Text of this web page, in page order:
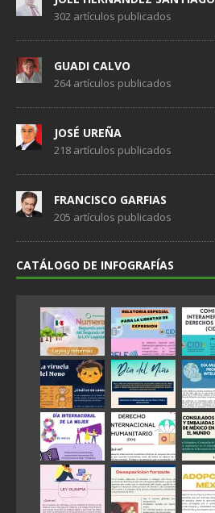
302 artículos publicados
GUADI CALVO
264 artículos publicados
JOSÉ UREÑA
218 artículos publicados
FRANCISCO GARFIAS
205 artículos publicados
CATÁLOGO DE INFOGRAFÍAS